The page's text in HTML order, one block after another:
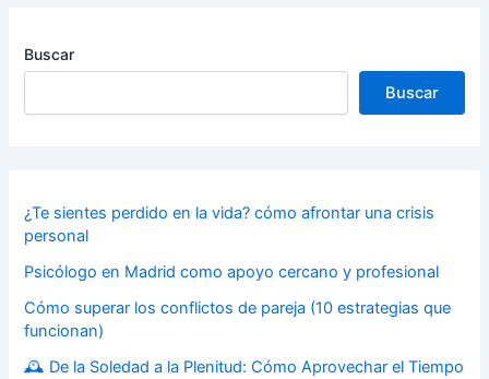
Buscar
Buscar
¿Te sientes perdido en la vida? cómo afrontar una crisis
personal
Psicólogo en Madrid como apoyo cercano y profesional
Cómo superar los conflictos de pareja (10 estrategias que
funcionan)
🕰️ De la Soledad a la Plenitud: Cómo Aprovechar el Tiempo